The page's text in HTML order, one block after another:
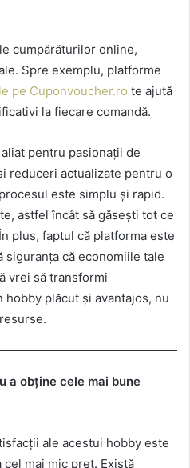
cumpărăturilor online,
Spre exemplu, platforme
pe Cuponvoucher.ro te ajută
la fiecare comandă.
pentru pasionații de
reduceri actualizate pentru o
este simplu și rapid.
astfel încât să găsești tot ce
plus, faptul că platforma este
că economiile tale
vrei să transformi
plăcut și avantajos, nu
a obține cele mai bune
ale acestui hobby este
mai mic preț. Există